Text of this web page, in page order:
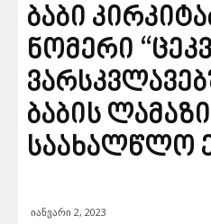
ბაბი
ნომერი
ბაბის
საახალწლო
იანვარი 2, 2023